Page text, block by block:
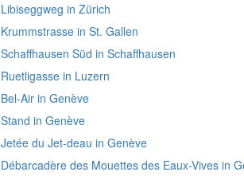
Libiseggweg in Zürich
Krummstrasse in St. Gallen
Schaffhausen Süd in Schaffhausen
Ruetligasse in Luzern
Bel-Air in Genève
Stand in Genève
Jetée du Jet-deau in Genève
Débarcadère des Mouettes des Eaux-Vives in